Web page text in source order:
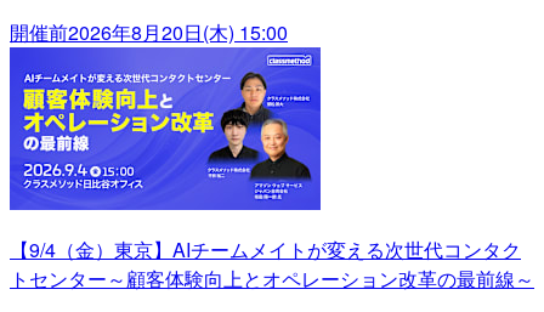
開催前2026年8月20日(木) 15:00
【9/4（金）東京】AIチームメイトが変える次世代コンタク
トセンター～顧客体験向上とオペレーション改革の最前線～